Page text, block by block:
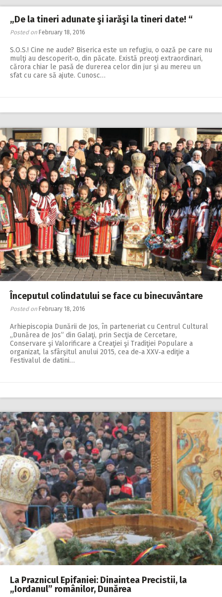
„De la tineri adunate şi iarăşi la tineri date! “
Posted on February 18, 2016
S.O.S.! Cine ne aude? Biserica este un refugiu, o oază pe care nu
mulţi au descoperit‑o, din păcate. Există preoţi extraordinari,
cărora chiar le pasă de durerea celor din jur şi au mereu un
sfat cu care să ajute. Cunosc…
Începutul colindatului se face cu binecuvântare
Posted on February 18, 2016
Arhiepiscopia Dunării de Jos, în parteneriat cu Centrul Cultural
„Dunărea de Jos” din Galaţi, prin Secţia de Cercetare,
Conservare şi Valorificare a Creaţiei şi Tradiţiei Populare a
organizat, la sfârşitul anului 2015, cea de‑a XXV‑a ediţie a
Festivalul de datini…
La Praznicul Epifaniei: Dinaintea Precistii, la
„Iordanul” românilor, Dunărea